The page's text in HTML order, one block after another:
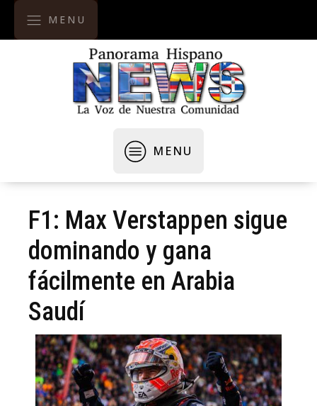
MENU
MENU
F1: Max Verstappen sigue
dominando y gana
fácilmente en Arabia
Saudí